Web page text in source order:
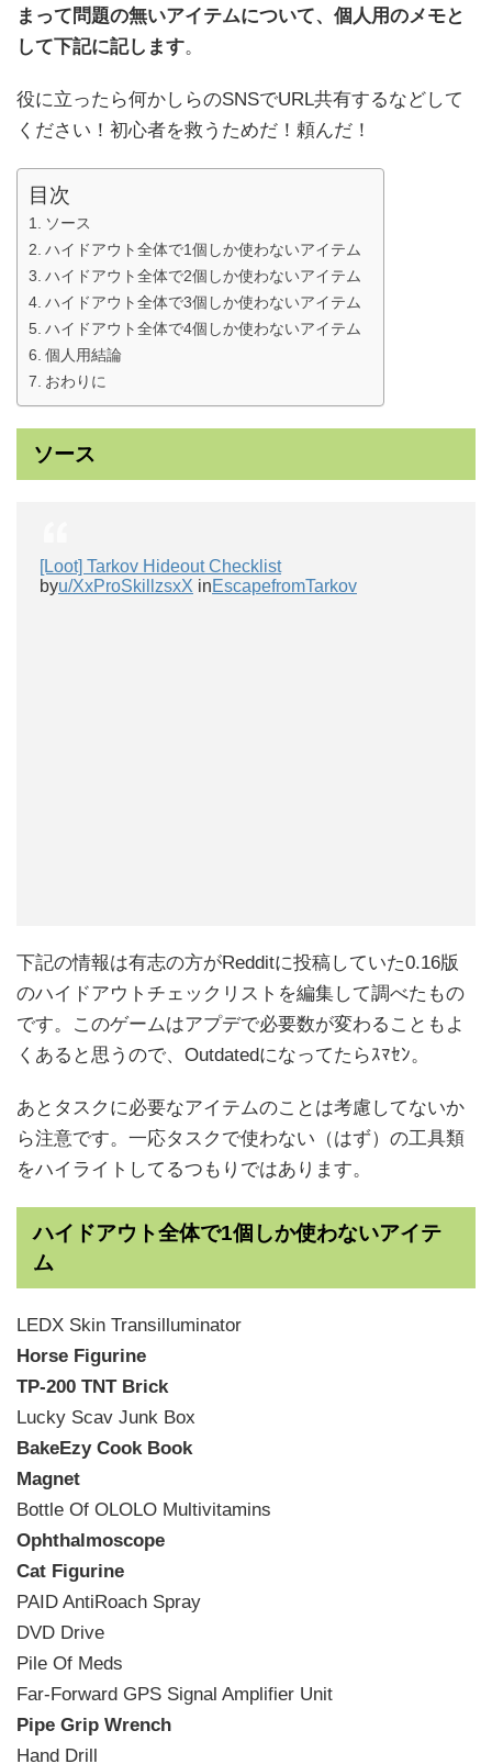
まって問題の無いアイテムについて、個人用のメモと
して下記に記します。
役に立ったら何かしらのSNSでURL共有するなどして
ください！初心者を救うためだ！頼んだ！
目次
ソース
ハイドアウト全体で1個しか使わないアイテム
ハイドアウト全体で2個しか使わないアイテム
ハイドアウト全体で3個しか使わないアイテム
ハイドアウト全体で4個しか使わないアイテム
個人用結論
おわりに
ソース
[Loot] Tarkov Hideout Checklist
byu/XxProSkillzsxX inEscapefromTarkov
下記の情報は有志の方がRedditに投稿していた0.16版
のハイドアウトチェックリストを編集して調べたもの
です。このゲームはアプデで必要数が変わることもよ
くあると思うので、Outdatedになってたらｽﾏｾﾝ。
あとタスクに必要なアイテムのことは考慮してないか
ら注意です。一応タスクで使わない（はず）の工具類
をハイライトしてるつもりではあります。
ハイドアウト全体で1個しか使わないアイテ
ム
LEDX Skin Transilluminator
Horse Figurine
TP-200 TNT Brick
Lucky Scav Junk Box
BakeEzy Cook Book
Magnet
Bottle Of OLOLO Multivitamins
Ophthalmoscope
Cat Figurine
PAID AntiRoach Spray
DVD Drive
Pile Of Meds
Far-Forward GPS Signal Amplifier Unit
Pipe Grip Wrench
Hand Drill